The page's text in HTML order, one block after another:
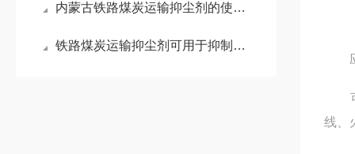
内蒙古铁路煤炭运输抑尘剂的使用效果
铁路煤炭运输抑尘剂可用于抑制煤炭在运输过程中产生的扬尘
应
可
线、